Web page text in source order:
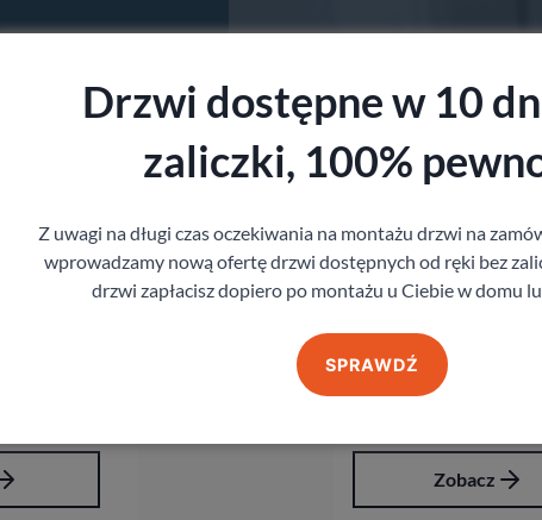
Produkty z kategorii Akcesoria
69,12zł z VAT
Zobacz
Drzwi dostępne w 10
zaliczki, 100%
Z uwagi na długi czas oczekiwania na montażu drzwi na
wprowadzamy nową ofertę drzwi dostępnych od ręki bez
drzwi zapłacisz dopiero po montażu u Ciebie w domu
SPRAWDŹ